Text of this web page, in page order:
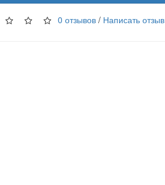
0 отзывов / Написать отзыв